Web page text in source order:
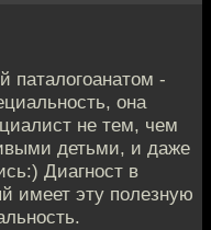
паталогоанатом -
она
не тем, чем
детьми, и даже
Диагност в
имеет эту полезную